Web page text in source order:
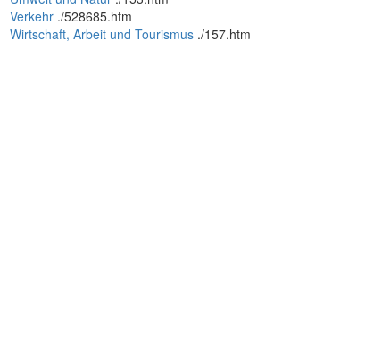
Verkehr ./528685.htm
Wirtschaft, Arbeit und Tourismus ./157.htm